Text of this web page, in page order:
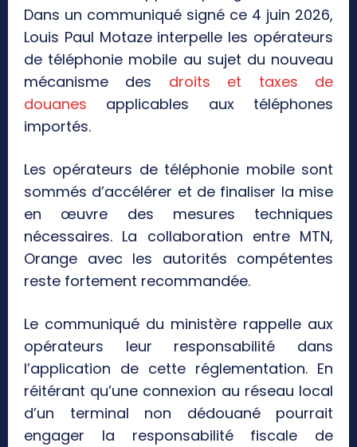
Dans un communiqué signé ce 4 juin 2026,
Louis Paul Motaze interpelle les opérateurs
de téléphonie mobile au sujet du nouveau
mécanisme des droits et taxes de
douanes applicables aux téléphones
importés.
Les opérateurs de téléphonie mobile sont
sommés d’accélérer et de finaliser la mise
en œuvre des mesures techniques
nécessaires. La collaboration entre MTN,
Orange avec les autorités compétentes
reste fortement recommandée.
Le communiqué du ministère rappelle aux
opérateurs leur responsabilité dans
l’application de cette réglementation. En
réitérant qu’une connexion au réseau local
d’un terminal non dédouané pourrait
engager la responsabilité fiscale de